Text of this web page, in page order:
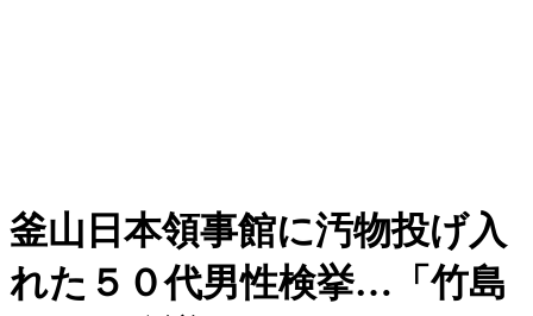
釜山日本領事館に汚物投げ入
れた５０代男性検挙…「竹島